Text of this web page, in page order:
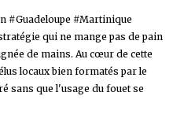
#Guadeloupe #Martinique
qui ne mange pas de pain
de mains. Au cœur de cette
locaux bien formatés par le
sans que l'usage du fouet se